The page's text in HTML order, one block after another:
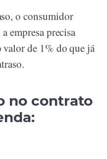
o consumidor
empresa precisa
valor de 1% do que já
no contrato